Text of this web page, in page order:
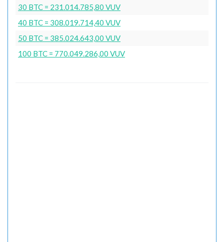
30 BTC = 231.014.785,80 VUV
40 BTC = 308.019.714,40 VUV
50 BTC = 385.024.643,00 VUV
100 BTC = 770.049.286,00 VUV